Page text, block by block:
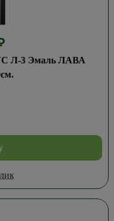
Л-3 Эмаль ЛАВА